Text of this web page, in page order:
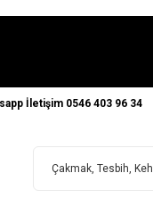
İletişim 0546 403 96 34